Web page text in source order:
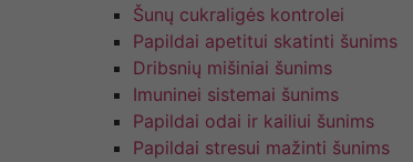
Šunų cukraligės kontrolei
Papildai apetitui skatinti šunims
Dribsnių mišiniai šunims
Imuninei sistemai šunims
Papildai odai ir kailiui šunims
Papildai stresui mažinti šunims